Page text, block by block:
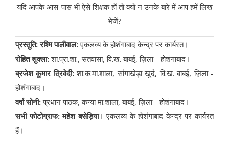
यदि आपके आस-पास भी ऐसे शिक्षक हों तो क्यों न उनके बारे में आप हमें लिख
भेजें?
प्रस्तुति: रश्मि पालीवाल:एकलव्य के होशंगाबाद केन्द्र पर कार्यरत।
रोहित शुक्ला:शा.प्रा.शा., सतवासा, वि.ख. बाबई, ज़िला - होशंगाबाद।
ब्रजेश कुमार त्रिवेदी:शा.क.मा.शाला, सांगाखेड़ा खुर्द, वि.ख. बाबई, ज़िला -
होशंगाबाद।
वर्षा सोनी:प्रधान पाठक, कन्या मा.शाला, बाबई, ज़िला - होशंगाबाद।
सभी फोटोग्राफ: महेश बसेड़िया। एकलव्य के होशंगाबाद केन्द्र पर कार्यरत
हैं।